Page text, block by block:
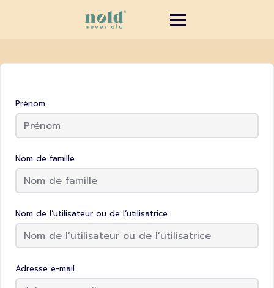
Prénom
Nom de famille
Nom de l’utilisateur ou de l’utilisatrice
Adresse e-mail